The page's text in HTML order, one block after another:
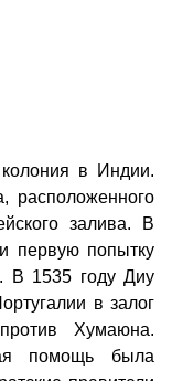
в Индии.
расположенного
залива. В
первую попытку
В 1535 году Диу
в залог
Хумаюна.
помощь была